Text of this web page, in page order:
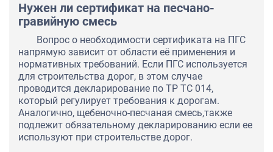
Нужен ли сертификат на песчано-
гравийную смесь
Вопрос о необходимости сертификата на ПГС
напрямую зависит от области её применения и
нормативных требований. Если ПГС используется
для строительства дорог, в этом случае
проводится декларирование по ТР ТС 014,
который регулирует требования к дорогам.
Аналогично, щебеночно-песчаная смесь,также
подлежит обязательному декларированию если ее
используют при строительстве дорог.